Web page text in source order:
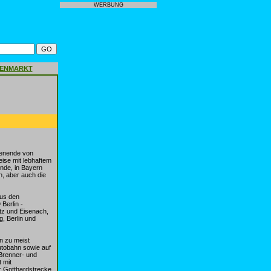
von
mit lebhaftem
in Bayern
aber auch die
den
Berlin -
und Eisenach,
Berlin und
zu meist
sowie auf
und
mit
Gotthardstrecke
WERBUNG